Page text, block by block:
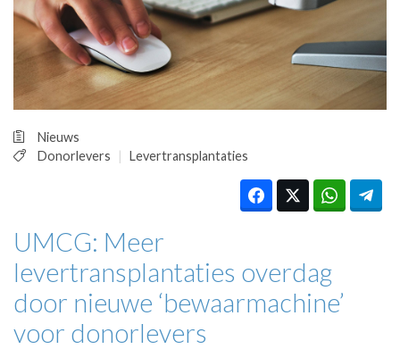
PRAKTIJKZAKEN
TARIEVEN
VPHUISARTSEN
MEDISCHE VAKHANDEL
REGISTRATIE
Nieuws
Donorlevers
Levertransplantaties
UMCG: Meer
levertransplantaties overdag
door nieuwe ‘bewaarmachine’
voor donorlevers